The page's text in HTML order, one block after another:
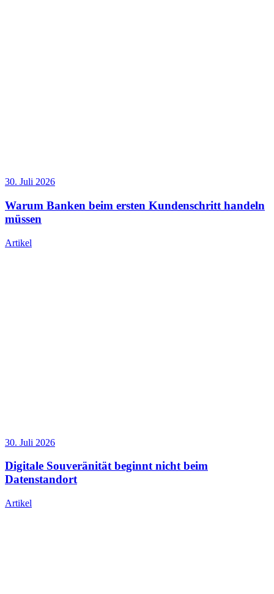
30. Juli 2026
Warum Banken beim ersten Kundenschritt handeln
müssen
Artikel
30. Juli 2026
Digitale Souveränität beginnt nicht beim
Datenstandort
Artikel